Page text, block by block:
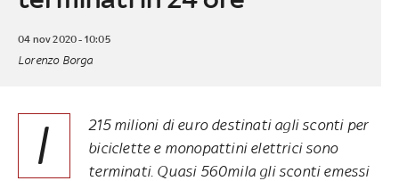
04 nov 2020 - 10:05
Lorenzo Borga
I
215 milioni di euro destinati agli sconti per
biciclette e monopattini elettrici sono
terminati. Quasi 560mila gli sconti emessi